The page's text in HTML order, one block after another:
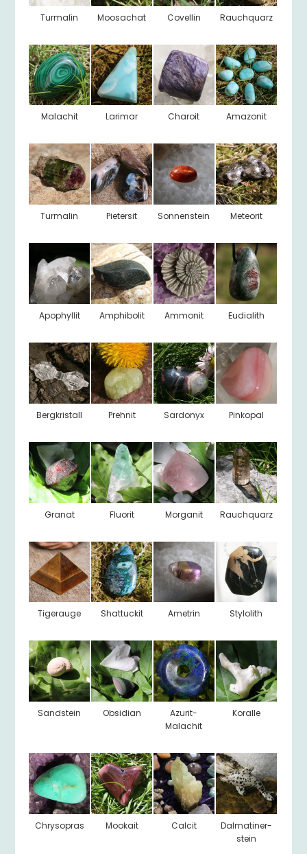
Turmalin Moosachat Covellin Rauchquarz
Malachit Larimar Charoit Amazonit
Turmalin Pietersit Sonnenstein Meteorit
Apophyllit Amphibolit Ammonit Eudialith
Bergkristall Prehnit Sardonyx Pinkopal
Granat Fluorit Morganit Rauchquarz
Tigerauge Shattuckit Ametrin Stylolith
Sandstein Obsidian
Azurit-
Malachit
Koralle
Chrysopras Mookait Calcit
Dalmatiner-
stein